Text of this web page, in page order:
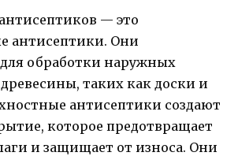
— это
антисептики. Они
обработки наружных
таких как доски и
антисептики создают
которое предотвращает
и защищает от износа. Они